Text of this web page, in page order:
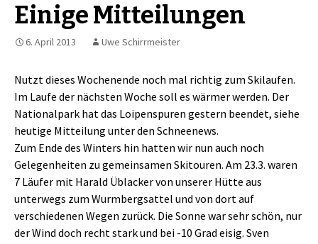
Einige Mitteilungen
6. April 2013 Uwe Schirrmeister
Nutzt dieses Wochenende noch mal richtig zum Skilaufen.
Im Laufe der nächsten Woche soll es wärmer werden. Der
Nationalpark hat das Loipenspuren gestern beendet, siehe
heutige Mitteilung unter den Schneenews.
Zum Ende des Winters hin hatten wir nun auch noch
Gelegenheiten zu gemeinsamen Skitouren. Am 23.3. waren
7 Läufer mit Harald Üblacker von unserer Hütte aus
unterwegs zum Wurmbergsattel und von dort auf
verschiedenen Wegen zurück. Die Sonne war sehr schön, nur
der Wind doch recht stark und bei -10 Grad eisig. Sven